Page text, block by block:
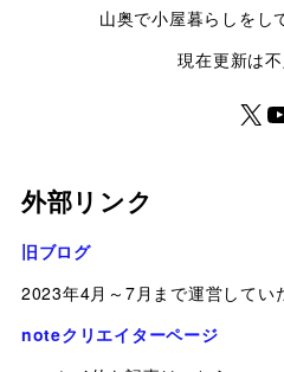
山奥で小屋暮らしをし
現在更新は
外部リンク
旧ブログ
2023年4月～7月まで運営してい
noteクリエイターページ